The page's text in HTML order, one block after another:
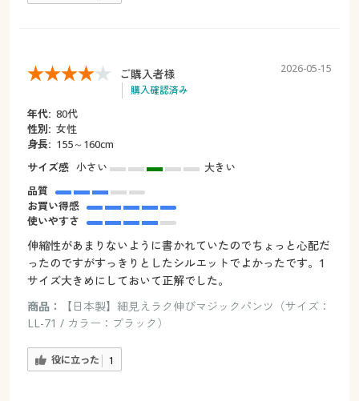
ご購入者様
購入確認済み
2026-05-15
年代: 80代
性別: 女性
身長: 155～160cm
サイズ感 小さい
大きい
品質
お買い得感
使いやすさ
伸縮性があまりないように書かれていたのでちょっと心配だ
ったのですがすっきりとしたシルエットでよかったです。1
サイズ大きめにしておいて正解でした。
商品：
【日本製】細見えラク伸びマジックパンツ（サイズ：
LL-71 / カラー：ブラック）
役に立った 1